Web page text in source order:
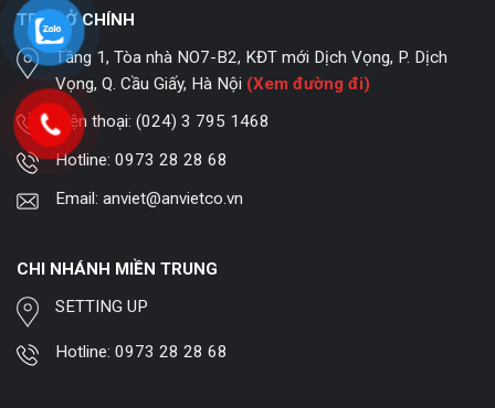
TRỤ SỞ CHÍNH
Tầng 1, Tòa nhà NO7-B2, KĐT mới Dịch Vọng, P. Dịch
Vọng, Q. Cầu Giấy, Hà Nội (Xem đường đi)
Điện thoại:(024) 3 795 1468
Hotline:0973 28 28 68
Email:anviet@anvietco.vn
CHI NHÁNH MIỀN TRUNG
SETTING UP
Hotline:0973 28 28 68